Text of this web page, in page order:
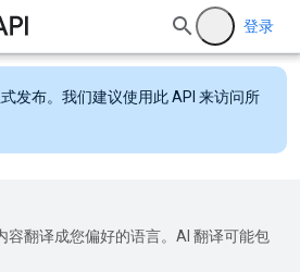
登录
发布。我们建议使用此 API 来访问所
容翻译成您偏好的语言。AI 翻译可能包